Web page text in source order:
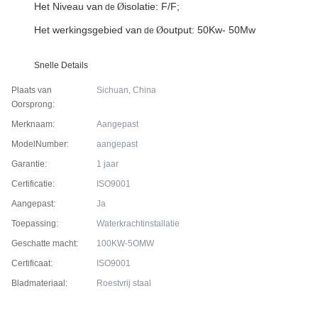
Het Niveau van de Øisolatie: F/F;
Het werkingsgebied van de Øoutput: 50Kw- 50Mw
Snelle Details
Plaats van
Oorsprong:
Sichuan, China
Merknaam:
Aangepast
ModelNumber:
aangepast
Garantie:
1 jaar
Certificatie:
ISO9001
Aangepast:
Ja
Toepassing:
Waterkrachtinstallatie
Geschatte macht:
100KW-5OMW
Certificaat:
ISO9001
Bladmateriaal:
Roestvrij staal